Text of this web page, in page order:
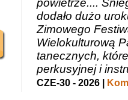
powietrze....
dodało dużo
Zimowego
Wielokulturową
tanecznych,
perkusyjnej i
CZE-30 - 2026 |